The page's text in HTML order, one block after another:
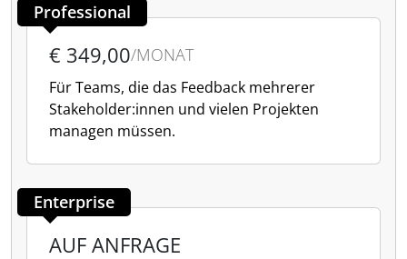
Professional
€ 349,00/MONAT
Für Teams, die das Feedback mehrerer
Stakeholder:innen und vielen Projekten
managen müssen.
Enterprise
AUF ANFRAGE